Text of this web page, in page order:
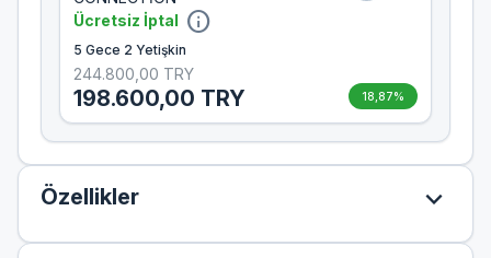
Ücretsiz İptal info
5 Gece 2 Yetişkin
244.800,00 TRY
198.600,00 TRY 18,87%
Özellikler expand_more